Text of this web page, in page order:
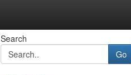
Search
Go